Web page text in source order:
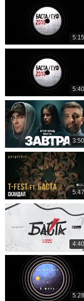
5:15
5:40
3:50
5:47
4:40
5:28